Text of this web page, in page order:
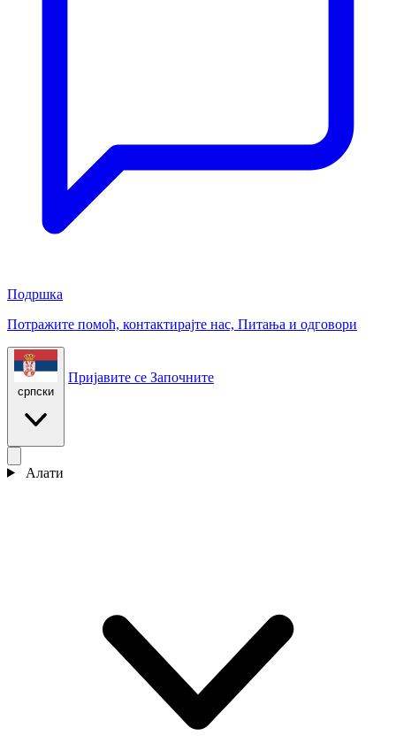
Подршка
Потражите помоћ, контактирајте нас, Питања и одговори
српски
Пријавите се Започните
Алати